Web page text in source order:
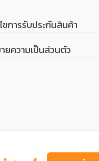
ขการรับประกันสินค้า
ยความเป็นส่วนตัว